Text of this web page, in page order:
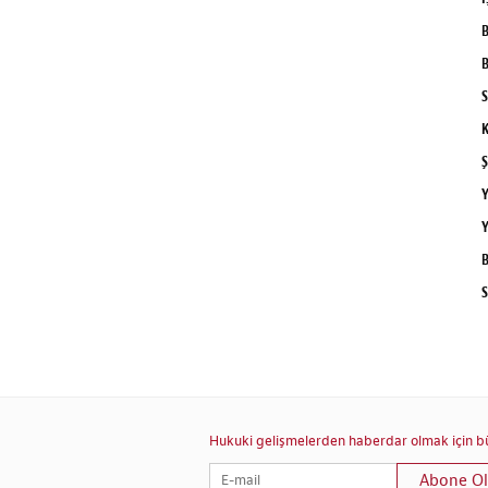
Hukuki gelişmelerden haberdar olmak için
Abone Ol